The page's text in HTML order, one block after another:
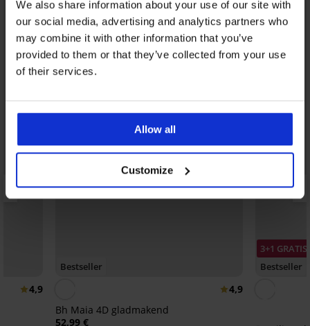
We also share information about your use of our site with
our social media, advertising and analytics partners who
may combine it with other information that you’ve
provided to them or that they’ve collected from your use
of their services.
Allow all
Customize
4,9
Bestseller
4,9
Bh Maia 4D gladmakend
52,99 €
3+1 GRATIS
Bestseller